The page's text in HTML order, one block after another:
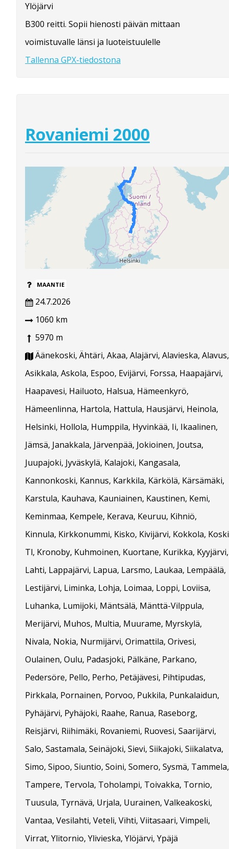
Ylöjärvi
B300 reitti. Sopii hienosti päivän mittaan
voimistuvalle länsi ja luoteistuulelle
Tallenna GPX-tiedostona
Rovaniemi 2000
MAANTIE
24.7.2026
1060 km
5970 m
Äänekoski, Ähtäri, Akaa, Alajärvi, Alavieska, Alavus,
Asikkala, Askola, Espoo, Evijärvi, Forssa, Haapajärvi,
Haapavesi, Hailuoto, Halsua, Hämeenkyrö,
Hämeenlinna, Hartola, Hattula, Hausjärvi, Heinola,
Helsinki, Hollola, Humppila, Hyvinkää, Ii, Ikaalinen,
Jämsä, Janakkala, Järvenpää, Jokioinen, Joutsa,
Juupajoki, Jyväskylä, Kalajoki, Kangasala,
Kannonkoski, Kannus, Karkkila, Kärkölä, Kärsämäki,
Karstula, Kauhava, Kauniainen, Kaustinen, Kemi,
Keminmaa, Kempele, Kerava, Keuruu, Kihniö,
Kinnula, Kirkkonummi, Kisko, Kivijärvi, Kokkola, Koski
Tl, Kronoby, Kuhmoinen, Kuortane, Kurikka, Kyyjärvi,
Lahti, Lappajärvi, Lapua, Larsmo, Laukaa, Lempäälä,
Lestijärvi, Liminka, Lohja, Loimaa, Loppi, Loviisa,
Luhanka, Lumijoki, Mäntsälä, Mänttä-Vilppula,
Merijärvi, Muhos, Multia, Muurame, Myrskylä,
Nivala, Nokia, Nurmijärvi, Orimattila, Orivesi,
Oulainen, Oulu, Padasjoki, Pälkäne, Parkano,
Pedersöre, Pello, Perho, Petäjävesi, Pihtipudas,
Pirkkala, Pornainen, Porvoo, Pukkila, Punkalaidun,
Pyhäjärvi, Pyhäjoki, Raahe, Ranua, Raseborg,
Reisjärvi, Riihimäki, Rovaniemi, Ruovesi, Saarijärvi,
Salo, Sastamala, Seinäjoki, Sievi, Siikajoki, Siikalatva,
Simo, Sipoo, Siuntio, Soini, Somero, Sysmä, Tammela,
Tampere, Tervola, Toholampi, Toivakka, Tornio,
Tuusula, Tyrnävä, Urjala, Uurainen, Valkeakoski,
Vantaa, Vesilahti, Veteli, Vihti, Viitasaari, Vimpeli,
Virrat, Ylitornio, Ylivieska, Ylöjärvi, Ypäjä